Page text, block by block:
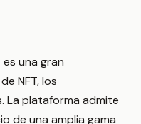
es una gran
NFT, los
La plataforma admite
de una amplia gama